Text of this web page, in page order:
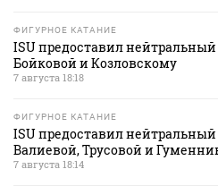
ФИГУРНОЕ КАТАНИЕ
ISU предоставил нейтральный
Бойковой и Козловскому
7 августа 18:18
ФИГУРНОЕ КАТАНИЕ
ISU предоставил нейтральный
Валиевой, Трусовой и
7 августа 18:14